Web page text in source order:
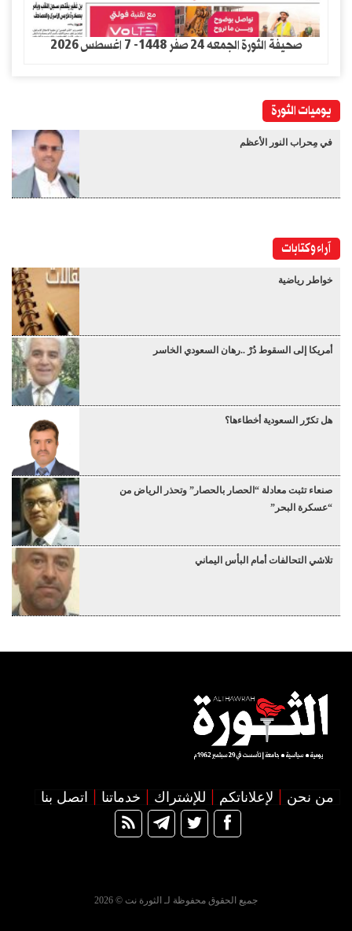
صحيفة الثورة الجمعه 24 صفر 1448- 7 اغسطس 2026
يوميات الثورة
في مِحراب النور الأعظم
آراء وكتابات
خواطر رياضية
أمريكا إلى السقوط دُرْ ..رهان السعودي الخاسر
هل تكرّر السعودية أخطاءها؟
صنعاء تثبت معادلة “الحصار بالحصار” وتحذر الرياض من
“عسكرة البحر”
تلاشي التحالفات أمام البأس اليماني
من نحن لإعلاناتكم للإشتراك خدماتنا اتصل بنا
جميع الحقوق محفوظة لـ الثورة نت © 2026